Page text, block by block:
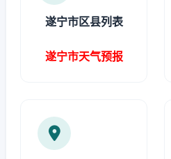
遂宁市区县列表
遂宁市天气预报